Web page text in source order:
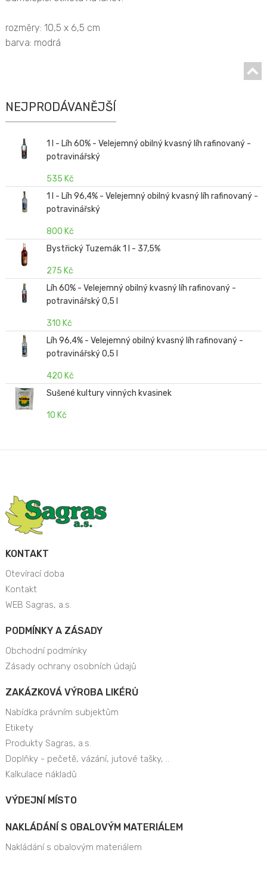
rozměry: 10,5 x 6,5 cm
barva: modrá
NEJPRODÁVANĚJŠÍ
1 l - Líh 60% - Velejemný obilný kvasný líh rafinovaný -
potravinářský
535 Kč
1 l - Líh 96,4% - Velejemný obilný kvasný líh rafinovaný -
potravinářský
800 Kč
Bystřický Tuzemák 1 l - 37,5%
275 Kč
Líh 60% - Velejemný obilný kvasný líh rafinovaný -
potravinářský 0,5 l
310 Kč
Líh 96,4% - Velejemný obilný kvasný líh rafinovaný -
potravinářský 0,5 l
420 Kč
Sušené kultury vinných kvasinek
10 Kč
KONTAKT
Otevírací doba
Kontakt
WEB Sagras, a.s.
PODMÍNKY A ZÁSADY
Obchodní podmínky
Zásady ochrany osobních údajů
ZAKÁZKOVÁ VÝROBA LIKÉRŮ
Nabídka právním subjektům
Etikety
Produkty Sagras, a.s.
Doplňky - pečetě, vázání, jutové tašky, ..
Kalkulace nákladů
VÝDEJNÍ MÍSTO
NAKLÁDÁNÍ S OBALOVÝM MATERIÁLEM
Nakládání s obalovým materiálem